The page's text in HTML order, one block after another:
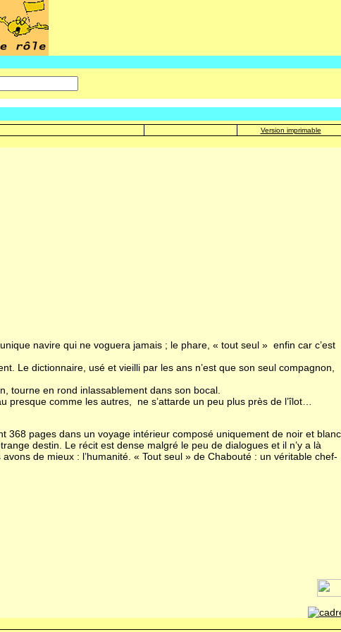
Version imprimable
navire qui ne voguera jamais ; le phare, « tout seul » enfin car c’est
Le dictionnaire, usé et vieilli par les ans n’est que son seul compagnon,
tourne en rond inlassablement dans son bocal.
comme les autres, ne s’attarde un peu plus près de l’îlot…
368 pages dans un voyage intérieur composé uniquement de noir et
destin. Le récit est dense malgré le peu de dialogues et il n’y a là
de mieux : l’humanité. « Tout seul » de Chabouté : un véritable chef-